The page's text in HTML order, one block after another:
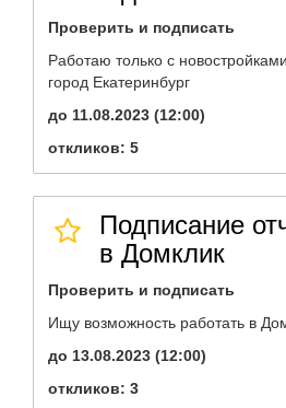
Проверить и подписать
Работаю только с
город Екатеринбург
до 11.08.2023 (12:00)
откликов: 5
Подписание
в Домклик
Проверить и подписать
Ищу возможность работать в
до 13.08.2023 (12:00)
откликов: 3